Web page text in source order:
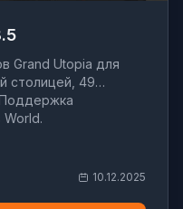
Grand Utopia для
столицей, 49
10.12.2025